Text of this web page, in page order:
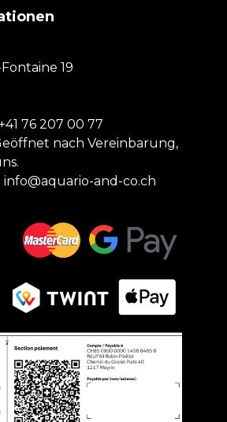
19
76 207 00 77
nach Vereinbarung,
info@aquario-and-co.ch